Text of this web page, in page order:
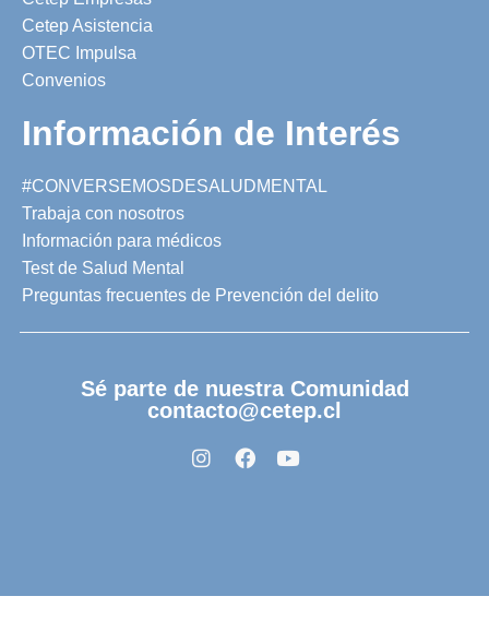
Cetep Asistencia
OTEC Impulsa
Convenios
Información de Interés
#CONVERSEMOSDESALUDMENTAL
Trabaja con nosotros
Información para médicos
Test de Salud Mental
Preguntas frecuentes de Prevención del delito
Sé parte de nuestra Comunidad
contacto@cetep.cl